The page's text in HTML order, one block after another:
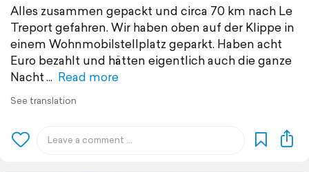
Alles zusammen gepackt und circa 70 km nach Le
Treport gefahren. Wir haben oben auf der Klippe in
einem Wohnmobilstellplatz geparkt. Haben acht
Euro bezahlt und hätten eigentlich auch die ganze
Nacht
Read more
See translation